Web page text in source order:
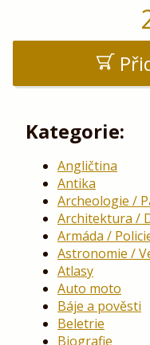
Kategorie:
Angličtina
Antika
Archeologie /
Architektura /
Armáda /
Astronomie /
Atlasy
Auto moto
Báje a pověsti
Beletrie
Biografie